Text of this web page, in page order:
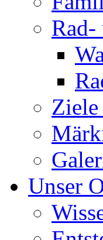
Rad-
Unser